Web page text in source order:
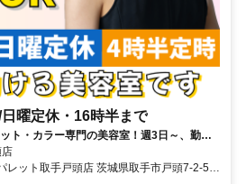
曜定休・16時半まで
ト・カラー専門の美容室！週3日～、勤務
働けます！